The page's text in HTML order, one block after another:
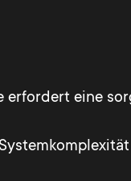
erfordert eine